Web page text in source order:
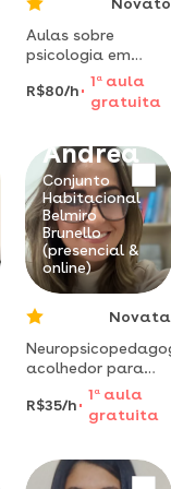
Aulas sobre
psicologia em
geral para
acadêmicos dos
mais variados
disciplina no
componente
curricular.
R$80/h
1 aaula
gratuita
Ândrea
Conjunto
Habitacional
Belmiro
Brunello
(presencial &
online)
Novata
acolhedor para
crianças com
tdah, tea e
dificuldades
lúdicas.
R$35/h
1 aaula
gratuita